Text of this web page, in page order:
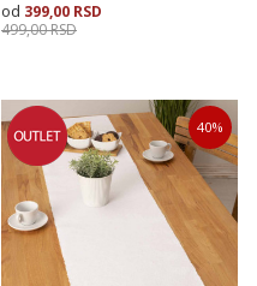
399,00 RSD
499,00RSD
Veličina
35X135 50X90
Dodaj u korpu
40%